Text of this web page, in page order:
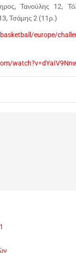
Τανούλης 12,
Τσάμης 2 (11ρ.)
europe/